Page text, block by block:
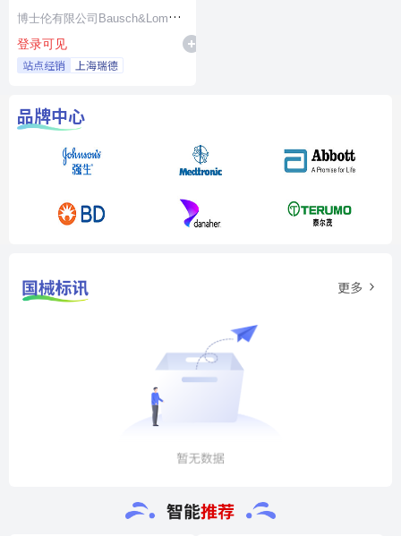
博士伦有限公司Bausch&Lomb
Incorporated
登录可见
站点经销 上海瑞德
品牌中心